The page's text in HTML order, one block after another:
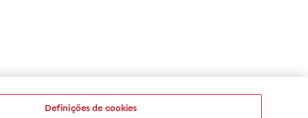
Definições de cookies